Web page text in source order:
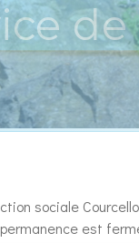
sociale
est